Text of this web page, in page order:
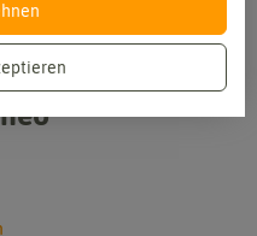
berühren